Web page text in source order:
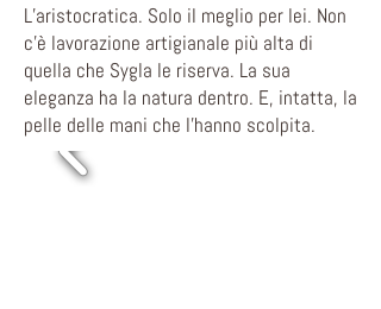
L’aristocratica. Solo il meglio per lei. Non
c’è lavorazione artigianale più alta di
quella che Sygla le riserva. La sua
eleganza ha la natura dentro. E, intatta, la
pelle delle mani che l’hanno scolpita.